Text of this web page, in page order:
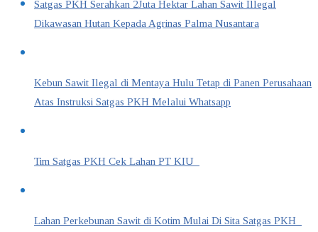
Satgas PKH Serahkan 2Juta Hektar Lahan Sawit Illegal
Dikawasan Hutan Kepada Agrinas Palma Nusantara
Kebun Sawit Ilegal di Mentaya Hulu Tetap di Panen Perusahaan
Atas Instruksi Satgas PKH Melalui Whatsapp
Tim Satgas PKH Cek Lahan PT KIU
Lahan Perkebunan Sawit di Kotim Mulai Di Sita Satgas PKH